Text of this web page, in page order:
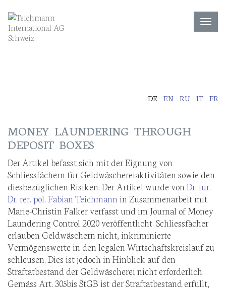
DE EN RU IT FR
MONEY LAUNDERING THROUGH
DEPOSIT BOXES
Der Artikel befasst sich mit der Eignung von
Schliessfächern für Geldwäschereiaktivitäten sowie den
diesbezüglichen Risiken. Der Artikel wurde von Dr. iur.
Dr. rer. pol. Fabian Teichmann in Zusammenarbeit mit
Marie-Christin Falker verfasst und im Journal of Money
Laundering Control 2020 veröffentlicht. Schliessfächer
erlauben Geldwäschern nicht, inkriminierte
Vermögenswerte in den legalen Wirtschaftskreislauf zu
schleusen. Dies ist jedoch in Hinblick auf den
Straftatbestand der Geldwäscherei nicht erforderlich.
Gemäss Art. 305bis StGB ist der Straftatbestand erfüllt,